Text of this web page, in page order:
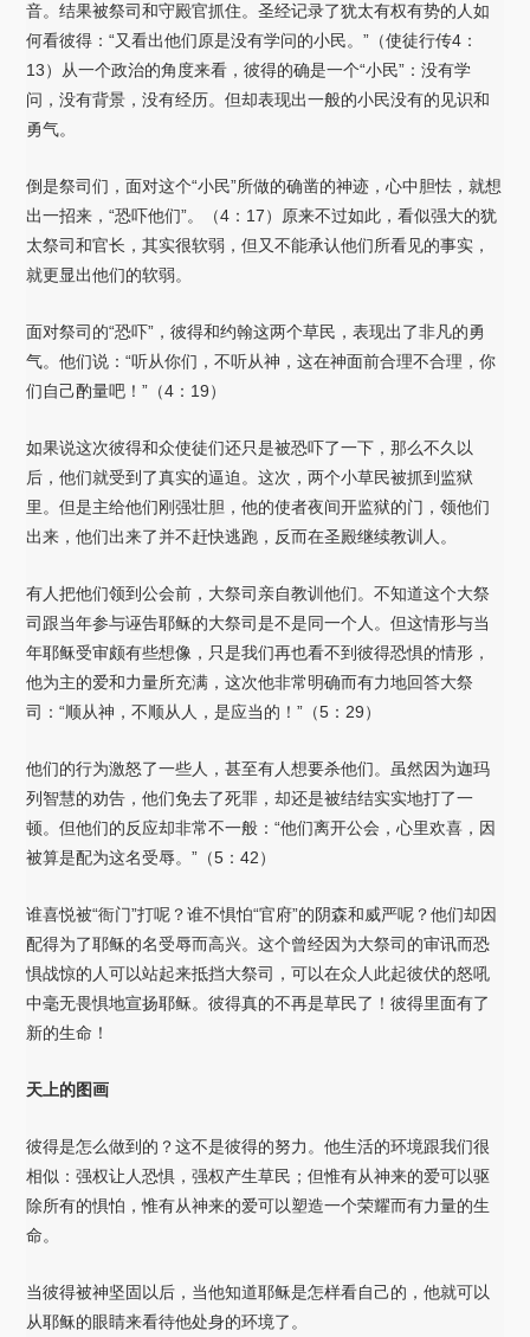
音。结果被祭司和守殿官抓住。圣经记录了犹太有权有势的人如
何看彼得：“又看出他们原是没有学问的小民。”（使徒行传4：
13）从一个政治的角度来看，彼得的确是一个“小民”：没有学
问，没有背景，没有经历。但却表现出一般的小民没有的见识和
勇气。
倒是祭司们，面对这个“小民”所做的确凿的神迹，心中胆怯，就想
出一招来，“恐吓他们”。（4：17）原来不过如此，看似强大的犹
太祭司和官长，其实很软弱，但又不能承认他们所看见的事实，
就更显出他们的软弱。
面对祭司的“恐吓”，彼得和约翰这两个草民，表现出了非凡的勇
气。他们说：“听从你们，不听从神，这在神面前合理不合理，你
们自己酌量吧！”（4：19）
如果说这次彼得和众使徒们还只是被恐吓了一下，那么不久以
后，他们就受到了真实的逼迫。这次，两个小草民被抓到监狱
里。但是主给他们刚强壮胆，他的使者夜间开监狱的门，领他们
出来，他们出来了并不赶快逃跑，反而在圣殿继续教训人。
有人把他们领到公会前，大祭司亲自教训他们。不知道这个大祭
司跟当年参与诬告耶稣的大祭司是不是同一个人。但这情形与当
年耶稣受审颇有些想像，只是我们再也看不到彼得恐惧的情形，
他为主的爱和力量所充满，这次他非常明确而有力地回答大祭
司：“顺从神，不顺从人，是应当的！”（5：29）
他们的行为激怒了一些人，甚至有人想要杀他们。虽然因为迦玛
列智慧的劝告，他们免去了死罪，却还是被结结实实地打了一
顿。但他们的反应却非常不一般：“他们离开公会，心里欢喜，因
被算是配为这名受辱。”（5：42）
谁喜悦被“衙门”打呢？谁不惧怕“官府”的阴森和威严呢？他们却因
配得为了耶稣的名受辱而高兴。这个曾经因为大祭司的审讯而恐
惧战惊的人可以站起来抵挡大祭司，可以在众人此起彼伏的怒吼
中毫无畏惧地宣扬耶稣。彼得真的不再是草民了！彼得里面有了
新的生命！
天上的图画
彼得是怎么做到的？这不是彼得的努力。他生活的环境跟我们很
相似：强权让人恐惧，强权产生草民；但惟有从神来的爱可以驱
除所有的惧怕，惟有从神来的爱可以塑造一个荣耀而有力量的生
命。
当彼得被神坚固以后，当他知道耶稣是怎样看自己的，他就可以
从耶稣的眼睛来看待他处身的环境了。